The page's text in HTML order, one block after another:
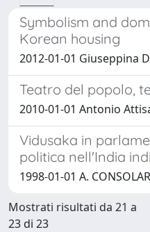
Symbolism and
Korean housing
2012-01-01 Giuseppina
Teatro del popolo,
2010-01-01 Antonio
Vidusaka in
politica nell'India
1998-01-01 A.
Mostrati risultati da 21 a
23 di 23